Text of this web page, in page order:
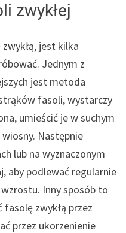
zwykłej
jest kilka
Jednym z
jest metoda
fasoli, wystarczy
umieścić je w suchym
Następnie
lub na wyznaczonym
aby podlewać regularnie
Inny sposób to
zwykłą przez
przez ukorzenienie